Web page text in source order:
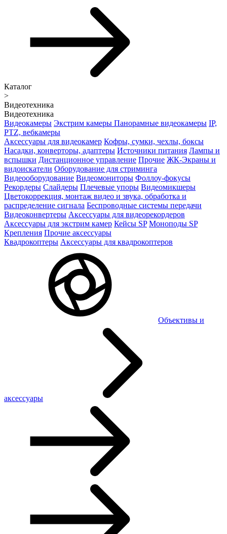
Каталог
>
Видеотехника
Видеотехника
Видеокамеры Экстрим камеры Панорамные видеокамеры IP,
PTZ, вебкамеры
Аксессуары для видеокамер Кофры, сумки, чехлы, боксы
Насадки, конверторы, адаптеры Источники питания Лампы и
вспышки Дистанционное управление Прочие ЖК-Экраны и
видоискатели Оборудование для стриминга
Видеооборудование Видеомониторы Фоллоу-фокусы
Рекордеры Слайдеры Плечевые упоры Видеомикшеры
Цветокоррекция, монтаж видео и звука, обработка и
распределение сигнала Беспроводные системы передачи
Видеоконвертеры Аксессуары для видеорекордеров
Аксессуары для экстрим камер Кейсы SP Моноподы SP
Крепления Прочие аксессуары
Квадрокоптеры Аксессуары для квадрокоптеров
Объективы и
аксессуары